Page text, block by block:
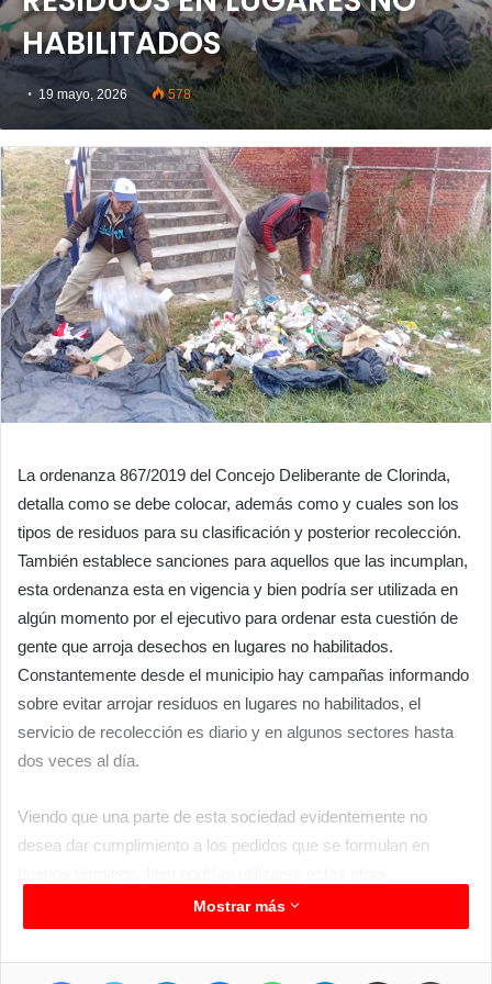
HABILITADOS
19 mayo, 2026 578
La ordenanza 867/2019 del Concejo Deliberante de Clorinda,
detalla como se debe colocar, además como y cuales son los
tipos de residuos para su clasificación y posterior recolección.
También establece sanciones para aquellos que las incumplan,
esta ordenanza esta en vigencia y bien podría ser utilizada en
algún momento por el ejecutivo para ordenar esta cuestión de
gente que arroja desechos en lugares no habilitados.
Constantemente desde el municipio hay campañas informando
sobre evitar arrojar residuos en lugares no habilitados, el
servicio de recolección es diario y en algunos sectores hasta
dos veces al día.
Viendo que una parte de esta sociedad evidentemente no
desea dar cumplimiento a los pedidos que se formulan en
herramientas, como la mencionada ordenanza y si se detecta a
los infractores, hacerles conocer las sanciones económicas
que les cabe. Hay cuestiones elementales dentro de una
Mostrar más